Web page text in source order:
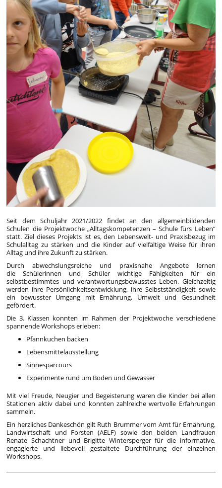
Seit dem Schuljahr 2021/2022 findet an den allgemeinbildenden
Schulen die Projektwoche „Alltagskompetenzen – Schule fürs Leben“
statt. Ziel dieses Projekts ist es, den Lebenswelt- und Praxisbezug im
Schulalltag zu stärken und die Kinder auf vielfältige Weise für ihren
Alltag und ihre Zukunft zu stärken.
Durch abwechslungsreiche und praxisnahe Angebote lernen
die Schülerinnen und Schüler wichtige Fähigkeiten für ein
selbstbestimmtes und verantwortungsbewusstes Leben. Gleichzeitig
werden ihre Persönlichkeitsentwicklung, ihre Selbstständigkeit sowie
ein bewusster Umgang mit Ernährung, Umwelt und Gesundheit
gefördert.
Die 3. Klassen konnten im Rahmen der Projektwoche verschiedene
spannende Workshops erleben:
Pfannkuchen backen
Lebensmittelausstellung
Sinnesparcours
Experimente rund um Boden und Gewässer
Mit viel Freude, Neugier und Begeisterung waren die Kinder bei allen
Stationen aktiv dabei und konnten zahlreiche wertvolle Erfahrungen
sammeln.
Ein herzliches Dankeschön gilt Ruth Brummer vom Amt für Ernährung,
Landwirtschaft und Forsten (AELF) sowie den beiden Landfrauen
Renate Schachtner und Brigitte Wintersperger für die informative,
engagierte und liebevoll gestaltete Durchführung der einzelnen
Workshops.